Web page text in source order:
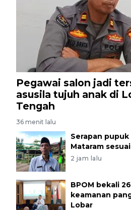
Pegawai salon jadi
asusila tujuh anak di
Tengah
36 menit lalu
Serapan
Mataram
2 jam lalu
BPOM bekali
keamanan
Lobar